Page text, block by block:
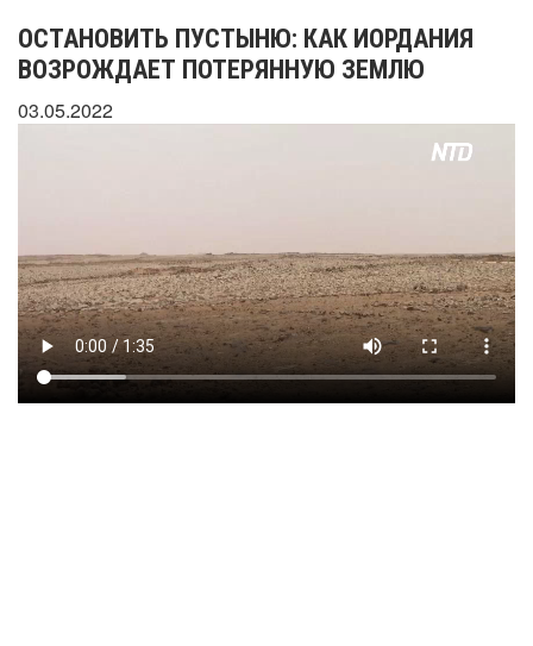
ОСТАНОВИТЬ ПУСТЫНЮ: КАК ИОРДАНИЯ
ВОЗРОЖДАЕТ ПОТЕРЯННУЮ ЗЕМЛЮ
03.05.2022